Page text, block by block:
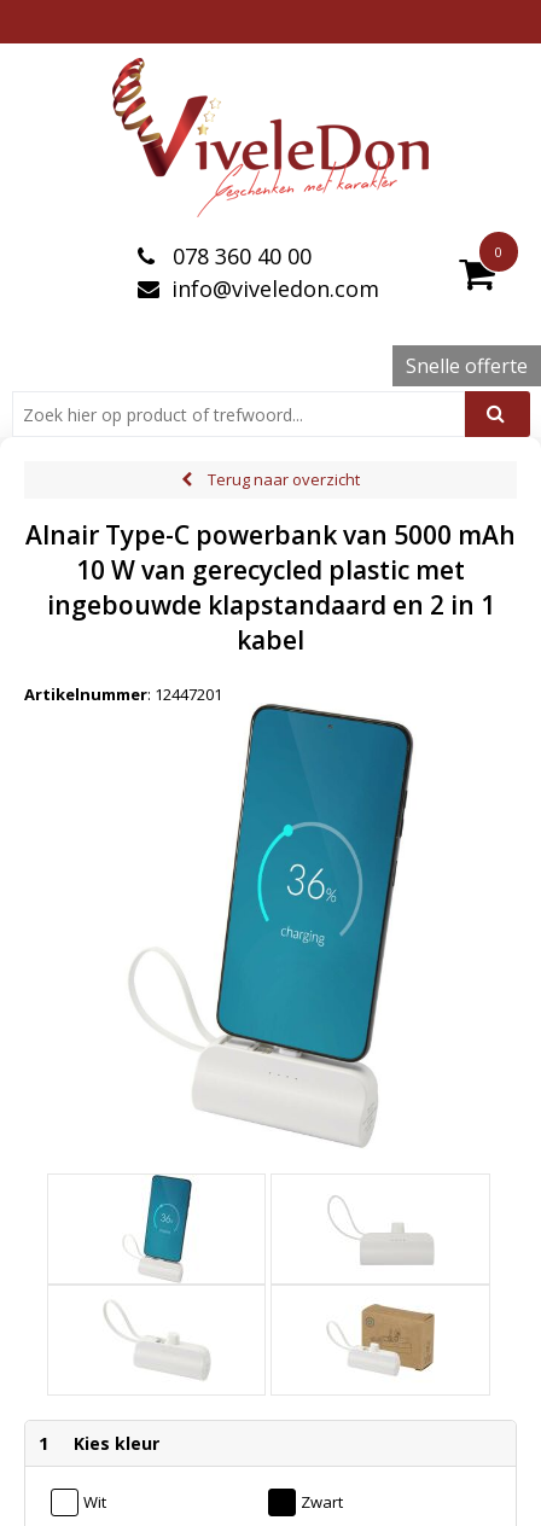
0
078 360 40 00
info@viveledon.com
Snelle offerte
Terug naar overzicht
Alnair Type-C powerbank van 5000 mAh
10 W van gerecycled plastic met
ingebouwde klapstandaard en 2 in 1
kabel
Artikelnummer: 12447201
1 Kies kleur
Wit Zwart